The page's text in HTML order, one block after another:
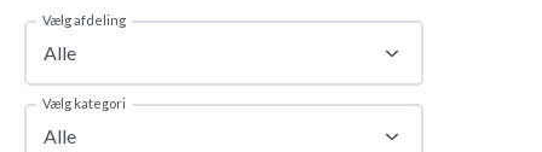
Vælg afdeling
Alle
Vælg kategori
Alle